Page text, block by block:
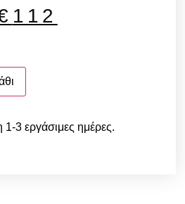
112
3 εργάσιμες ημέρες.